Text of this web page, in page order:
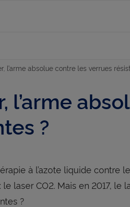
l’arme absolue contre les verrues
l’arme
?
à l’azote liquide contre
laser CO2. Mais en 2017,
?